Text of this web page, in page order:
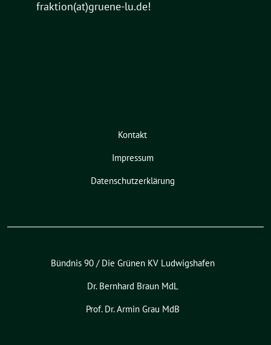
fraktion(at)gruene-lu.de!
Kontakt
Impressum
Datenschutzerklärung
Bündnis 90 / Die Grünen KV Ludwigshafen
Dr. Bernhard Braun MdL
Prof. Dr. Armin Grau MdB